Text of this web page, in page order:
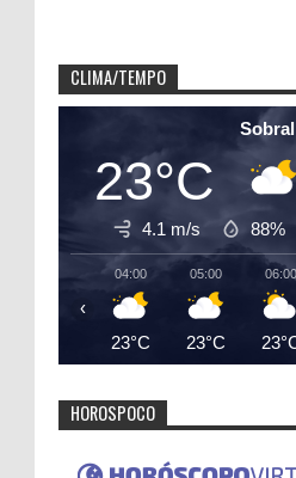
CLIMA/TEMPO
Sobral
23°C
4.1 m/s 88%
04:00
23°C
05:00
23°C
06:00
‹
HOROSPOCO